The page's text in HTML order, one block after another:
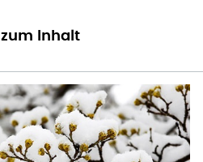
zum Inhalt